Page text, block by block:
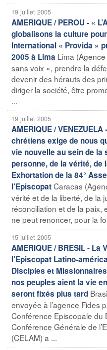
19 juillet 2005
AMERIQUE / PEROU - «
globalisons la culture
International « Provida »
2005 à Lima Lima
sans voix », prendre la
devenir des hérauts des
diriger la société, être
...
19 juillet 2005
AMERIQUE /
chrétiens exige de nous
vie nouvelle au sein de la
personne, de la vérité, de
Exhortation de la 84°
l’EpiscopatCaracas
vérité et de la liberté, de la
réconciliation et de la paix,
ne peut renoncer, pour la
15 juillet 2005
AMERIQUE / BRESIL - La
l’Episcopat Latino-
Disciples et
nos peuples aient la vie
seront fixés plus tard
envoyée à l’agence Fides
Conférence Episcopale du
Conférence Générale de
(CELAM) a ...